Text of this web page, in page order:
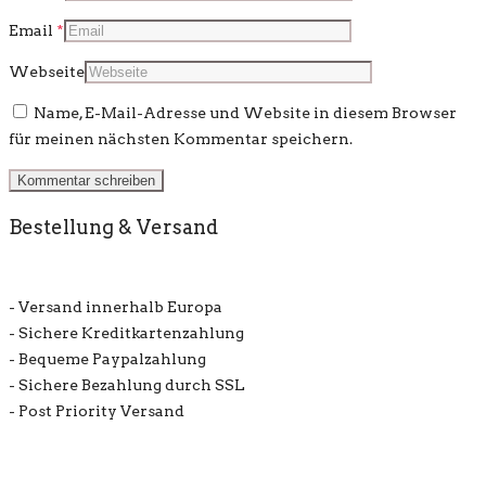
Email *
Webseite
Name, E-Mail-Adresse und Website in diesem Browser
für meinen nächsten Kommentar speichern.
Bestellung & Versand
- Versand innerhalb Europa
- Sichere Kreditkartenzahlung
- Bequeme Paypalzahlung
- Sichere Bezahlung durch SSL
- Post Priority Versand